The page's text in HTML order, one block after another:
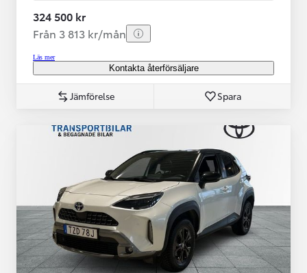
324 500 kr
Från 3 813 kr/mån
Läs mer
Kontakta återförsäljare
Jämförelse Spara